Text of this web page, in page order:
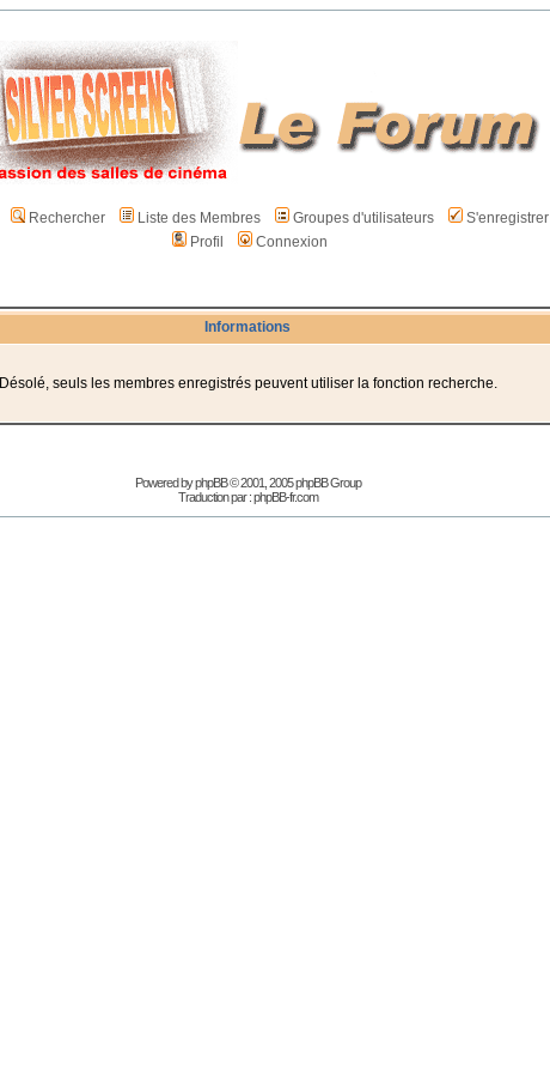
Rechercher Liste des Membres Groupes d'utilisateurs
S'enregistrer
Profil
Connexion
Informations
Désolé, seuls les membres enregistrés peuvent utiliser la fonction recherche.
Powered byphpBB© 2001, 2005 phpBB Group
Traduction par :phpBB-fr.com